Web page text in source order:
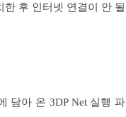
한 후 인터넷 연결이 안 될
담아 온 3DP Net 실행 파